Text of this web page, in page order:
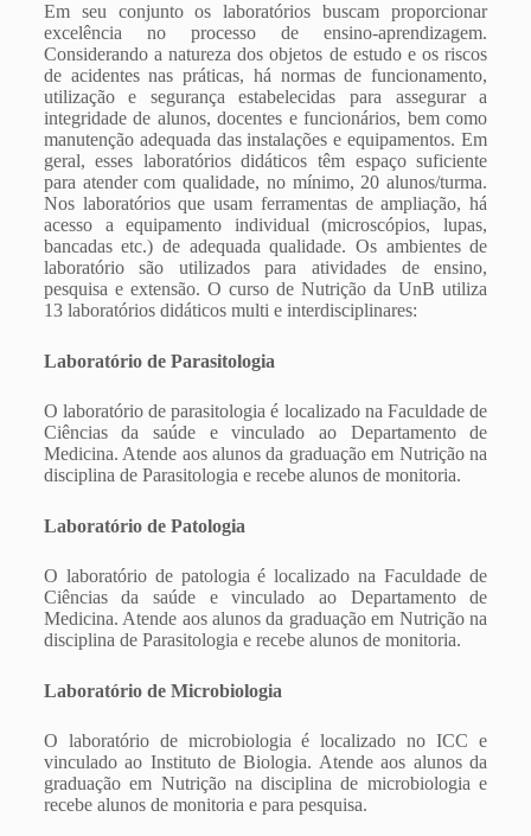
Em seu conjunto os laboratórios buscam proporcionar
excelência no processo de ensino-aprendizagem.
Considerando a natureza dos objetos de estudo e os riscos
de acidentes nas práticas, há normas de funcionamento,
utilização e segurança estabelecidas para assegurar a
integridade de alunos, docentes e funcionários, bem como
manutenção adequada das instalações e equipamentos. Em
geral, esses laboratórios didáticos têm espaço suficiente
para atender com qualidade, no mínimo, 20 alunos/turma.
Nos laboratórios que usam ferramentas de ampliação, há
acesso a equipamento individual (microscópios, lupas,
bancadas etc.) de adequada qualidade. Os ambientes de
laboratório são utilizados para atividades de ensino,
pesquisa e extensão. O curso de Nutrição da UnB utiliza
13 laboratórios didáticos multi e interdisciplinares:
Laboratório de Parasitologia
O laboratório de parasitologia é localizado na Faculdade de
Ciências da saúde e vinculado ao Departamento de
Medicina. Atende aos alunos da graduação em Nutrição na
disciplina de Parasitologia e recebe alunos de monitoria.
Laboratório de Patologia
O laboratório de patologia é localizado na Faculdade de
Ciências da saúde e vinculado ao Departamento de
Medicina. Atende aos alunos da graduação em Nutrição na
disciplina de Parasitologia e recebe alunos de monitoria.
Laboratório de Microbiologia
O laboratório de microbiologia é localizado no ICC e
vinculado ao Instituto de Biologia. Atende aos alunos da
graduação em Nutrição na disciplina de microbiologia e
recebe alunos de monitoria e para pesquisa.